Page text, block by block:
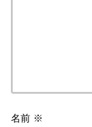
名前 ※